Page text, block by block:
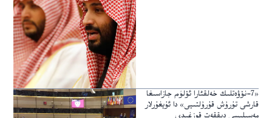
«7-نۆۋەتلىك خەلقئارا ئۆلۈم جازاسىغا
قارشى تۇرۇش قۇرۇلتىيى» دا ئۇيغۇرلار